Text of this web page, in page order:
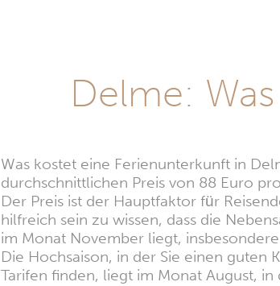
Delme:
Was kostet eine Ferienunterkunft in
durchschnittlichen Preis von 88 Euro
Der Preis ist der Hauptfaktor für
hilfreich sein zu wissen, dass die
im Monat November liegt,
Die Hochsaison, in der Sie einen
Tarifen finden, liegt im Monat August,